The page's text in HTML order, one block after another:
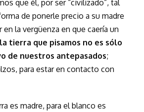
que él, por ser “civilizado”, tal
de ponerle precio a su madre
en la vergüenza en que caería un
la tierra que pisamos no es sólo
de nuestros antepasados;
para estar en contacto con
es madre, para el blanco es